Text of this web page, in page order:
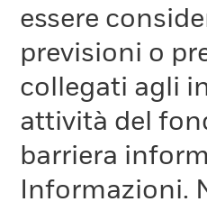
essere
previsioni o
collegati agli
attività del
barriera
Informazioni.